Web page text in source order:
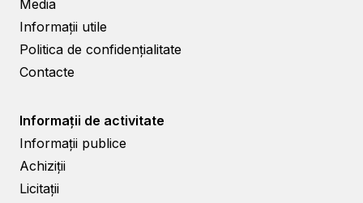
Media
Informații utile
Politica de confidențialitate
Contacte
Informații de activitate
Informații publice
Achiziții
Licitații